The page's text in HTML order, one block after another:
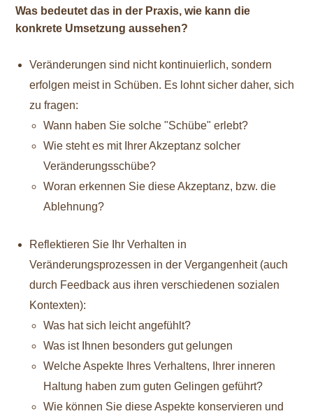
Was bedeutet das in der Praxis, wie kann die
konkrete Umsetzung aussehen?
Veränderungen sind nicht kontinuierlich, sondern
erfolgen meist in Schüben. Es lohnt sicher daher, sich
zu fragen:
Wann haben Sie solche "Schübe" erlebt?
Wie steht es mit Ihrer Akzeptanz solcher
Veränderungsschübe?
Woran erkennen Sie diese Akzeptanz, bzw. die
Ablehnung?
Reflektieren Sie Ihr Verhalten in
Veränderungsprozessen in der Vergangenheit (auch
durch Feedback aus ihren verschiedenen sozialen
Kontexten):
Was hat sich leicht angefühlt?
Was ist Ihnen besonders gut gelungen
Welche Aspekte Ihres Verhaltens, Ihrer inneren
Haltung haben zum guten Gelingen geführt?
Wie können Sie diese Aspekte konservieren und